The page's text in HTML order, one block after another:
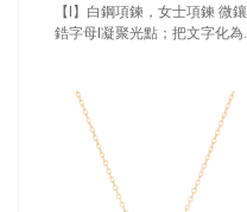
【I】白鋼項鍊，女士項鍊 微鑲
鋯字母I凝聚光點；把文字化為